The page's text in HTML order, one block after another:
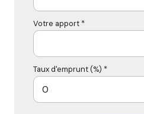
Votre apport *
Taux d'emprunt (%) *